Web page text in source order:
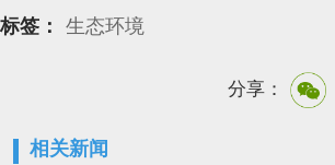
标签： 生态环境
分享：
相关新闻